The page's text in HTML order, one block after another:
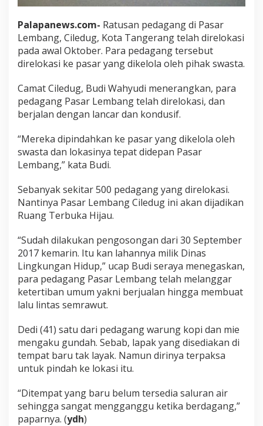
Palapanews.com- Ratusan pedagang di Pasar
Lembang, Ciledug, Kota Tangerang telah direlokasi
pada awal Oktober. Para pedagang tersebut
direlokasi ke pasar yang dikelola oleh pihak swasta.
Camat Ciledug, Budi Wahyudi menerangkan, para
pedagang Pasar Lembang telah direlokasi, dan
berjalan dengan lancar dan kondusif.
“Mereka dipindahkan ke pasar yang dikelola oleh
swasta dan lokasinya tepat didepan Pasar
Lembang,” kata Budi.
Sebanyak sekitar 500 pedagang yang direlokasi.
Nantinya Pasar Lembang Ciledug ini akan dijadikan
Ruang Terbuka Hijau.
“Sudah dilakukan pengosongan dari 30 September
2017 kemarin. Itu kan lahannya milik Dinas
Lingkungan Hidup,” ucap Budi seraya menegaskan,
para pedagang Pasar Lembang telah melanggar
ketertiban umum yakni berjualan hingga membuat
lalu lintas semrawut.
Dedi (41) satu dari pedagang warung kopi dan mie
mengaku gundah. Sebab, lapak yang disediakan di
tempat baru tak layak. Namun dirinya terpaksa
untuk pindah ke lokasi itu.
“Ditempat yang baru belum tersedia saluran air
sehingga sangat mengganggu ketika berdagang,”
paparnya. (ydh)